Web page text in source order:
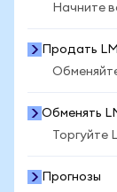
Начните
Продать
Обменять
Прогнозы